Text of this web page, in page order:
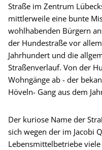
Straße im Zentrum
mittlerweile eine bunte
wohlhabenden Bürgern
der Hundestraße vor
Jahrhundert und die
Straßenverlauf. Von der
Wohngänge ab - der
Höveln- Gang aus dem
Der kuriose Name der
sich wegen der im Jacobi
Lebensmittelbetriebe